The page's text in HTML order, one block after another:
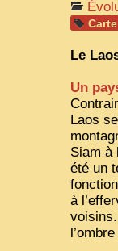
Le
Un
Laos
Siam à
été un
à